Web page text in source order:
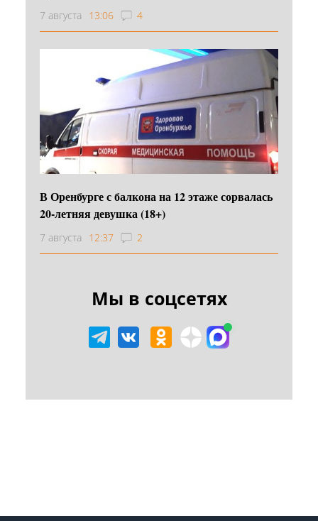
7 августа 13:06 4
В Оренбурге с балкона на 12 этаже сорвалась
20-летняя девушка (18+)
7 августа 12:37 2
Мы в соцсетях